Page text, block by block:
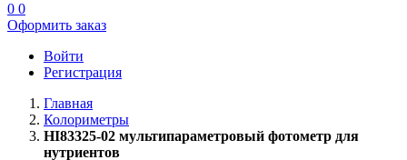
0 0
Оформить заказ
Войти
Регистрация
Главная
Колориметры
HI83325-02 мультипараметровый фотометр для
нутриентов